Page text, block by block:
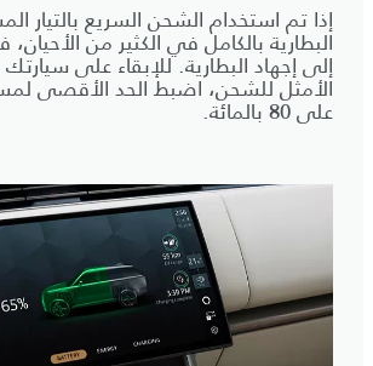
إذا تم استخدام الشحن السريع بالتيار
البطارية بالكامل في الكثير من
إلى إجهاد البطارية. للإبقاء على
الأمثل للشحن، اضبط الحد الأقصى
على 80 بالمائة.